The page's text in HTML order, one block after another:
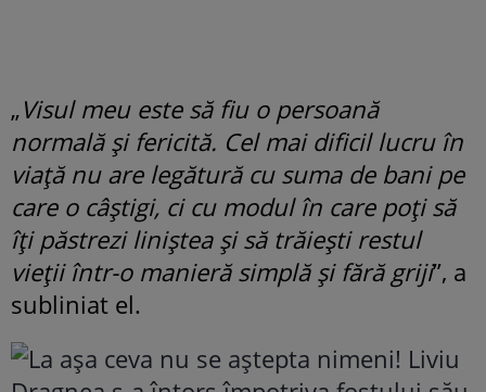
„Visul meu este să fiu o persoană
normală și fericită. Cel mai dificil lucru în
viață nu are legătură cu suma de bani pe
care o câștigi, ci cu modul în care poți să
îți păstrezi liniștea și să trăiești restul
vieții într-o manieră simplă și fără griji”, a
subliniat el.